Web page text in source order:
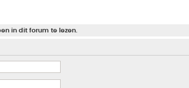
in dit forum te lezen.